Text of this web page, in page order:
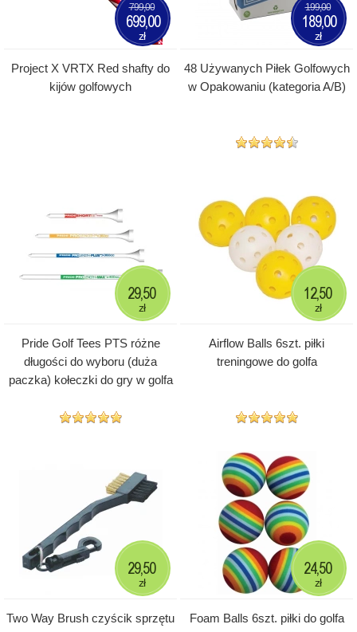
Project X VRTX Red shafty do
kijów golfowych
799,00
699,00
zł
48 Używanych Piłek Golfowych
w Opakowaniu (kategoria A/B)
199,00
189,00
zł
Pride Golf Tees PTS różne
długości do wyboru (duża
paczka) kołeczki do gry w golfa
29,50
zł
Airflow Balls 6szt. piłki
treningowe do golfa
12,50
zł
Two Way Brush czyścik sprzętu
29,50
zł
Foam Balls 6szt. piłki do golfa
24,50
zł